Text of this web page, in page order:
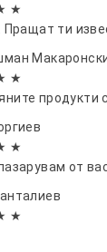
★
Пращат ти
★
продукти
★
от
★